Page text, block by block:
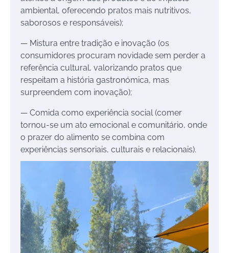
ambiental, oferecendo pratos mais nutritivos,
saborosos e responsáveis);
— Mistura entre tradição e inovação (os
consumidores procuram novidade sem perder a
referência cultural, valorizando pratos que
respeitam a história gastronómica, mas
surpreendem com inovação);
— Comida como experiência social (comer
tornou-se um ato emocional e comunitário, onde
o prazer do alimento se combina com
experiências sensoriais, culturais e relacionais).